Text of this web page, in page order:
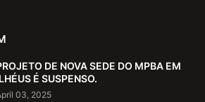
DE NOVA SEDE DO MPBA EM
É SUSPENSO.
03, 2025